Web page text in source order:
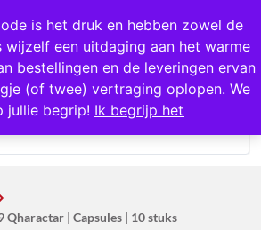
is het druk en hebben zowel de
wijzelf een uitdaging aan het warme
bestellingen en de leveringen ervan
(of twee) vertraging oplopen. We
jullie begrip! Ik begrijp het
producten op voorraad
0
Qharactar | Capsules | 10 stuks